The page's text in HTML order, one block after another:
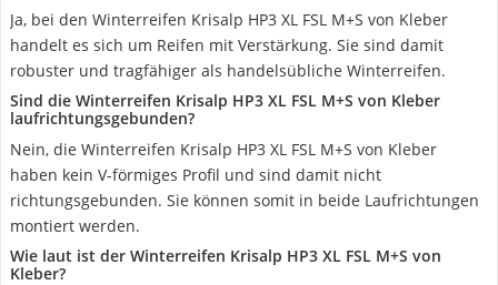
Ja, bei den Winterreifen Krisalp HP3 XL FSL M+S von Kleber
handelt es sich um Reifen mit Verstärkung. Sie sind damit
robuster und tragfähiger als handelsübliche Winterreifen.
Sind die Winterreifen Krisalp HP3 XL FSL M+S von Kleber
laufrichtungsgebunden?
Nein, die Winterreifen Krisalp HP3 XL FSL M+S von Kleber
haben kein V-förmiges Profil und sind damit nicht
richtungsgebunden. Sie können somit in beide Laufrichtungen
montiert werden.
Wie laut ist der Winterreifen Krisalp HP3 XL FSL M+S von
Kleber?